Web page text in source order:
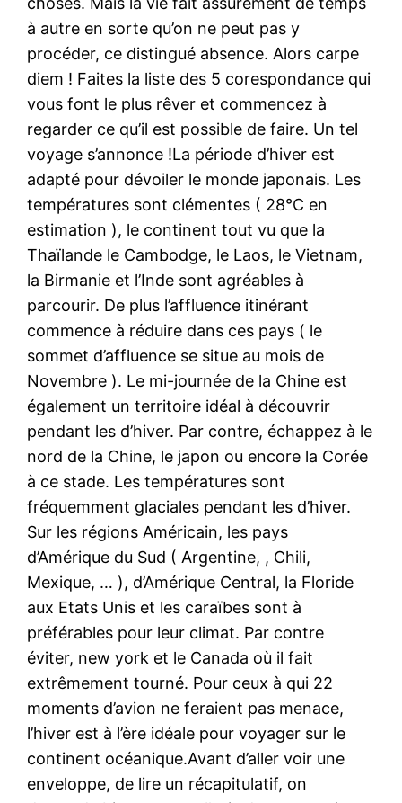
à autre en sorte qu’on ne peut pas y
procéder, ce distingué absence. Alors carpe
diem ! Faites la liste des 5 corespondance qui
vous font le plus rêver et commencez à
regarder ce qu’il est possible de faire. Un tel
voyage s’annonce !La période d’hiver est
adapté pour dévoiler le monde japonais. Les
températures sont clémentes ( 28°C en
estimation ), le continent tout vu que la
Thaïlande le Cambodge, le Laos, le Vietnam,
la Birmanie et l’Inde sont agréables à
parcourir. De plus l’affluence itinérant
commence à réduire dans ces pays ( le
sommet d’affluence se situe au mois de
Novembre ). Le mi-journée de la Chine est
également un territoire idéal à découvrir
pendant les d’hiver. Par contre, échappez à le
nord de la Chine, le japon ou encore la Corée
à ce stade. Les températures sont
fréquemment glaciales pendant les d’hiver.
Sur les régions Américain, les pays
d’Amérique du Sud ( Argentine, , Chili,
Mexique, … ), d’Amérique Central, la Floride
aux Etats Unis et les caraïbes sont à
préférables pour leur climat. Par contre
éviter, new york et le Canada où il fait
extrêmement tourné. Pour ceux à qui 22
moments d’avion ne feraient pas menace,
l’hiver est à l’ère idéale pour voyager sur le
continent océanique.Avant d’aller voir une
enveloppe, de lire un récapitulatif, on